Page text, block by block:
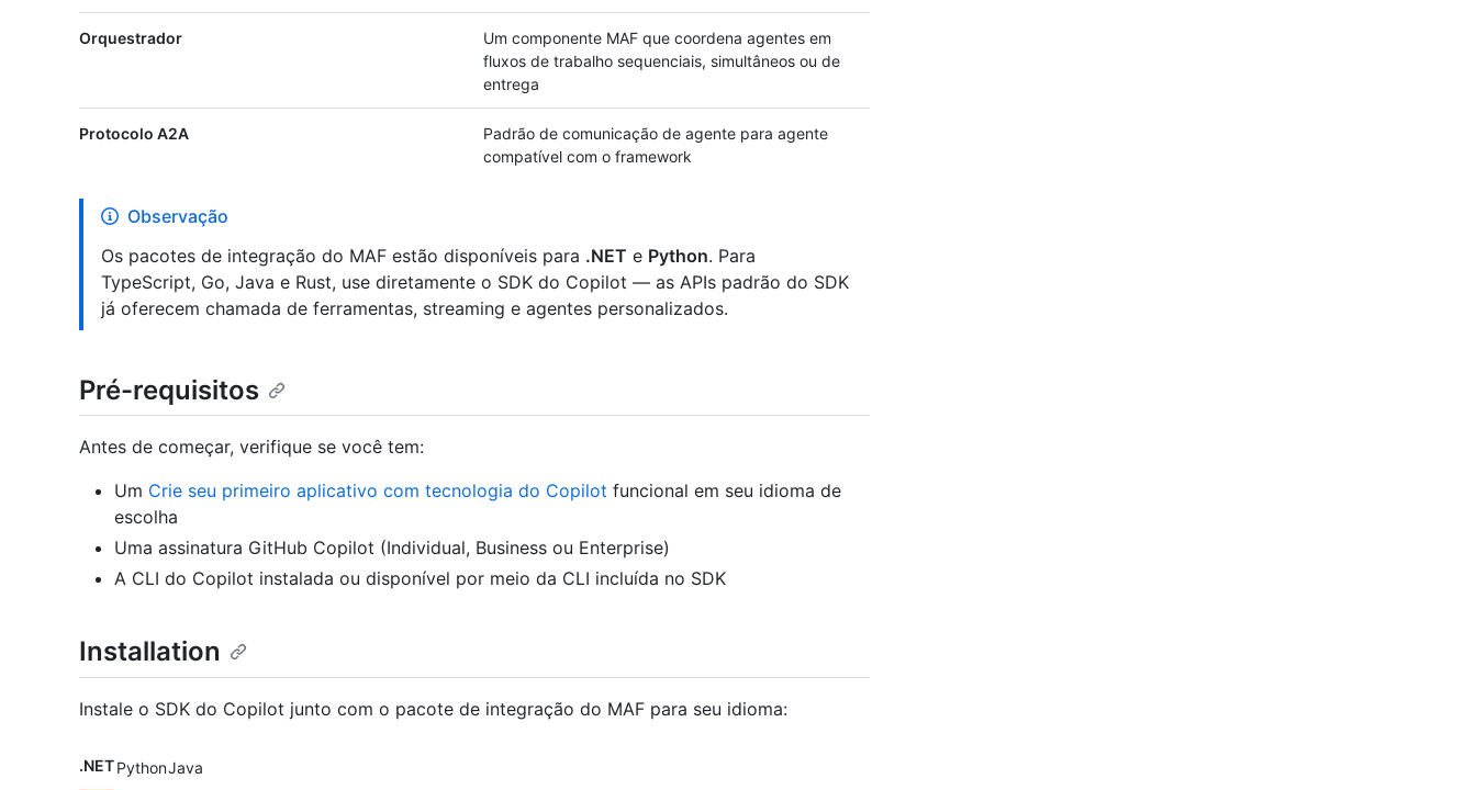
Orquestrador
Um componente MAF que coordena agentes em
fluxos de trabalho sequenciais, simultâneos ou de
entrega
Protocolo A2A
Padrão de comunicação de agente para agente
compatível com o framework
Observação
Os pacotes de integração do MAF estão disponíveis para .NET e Python. Para
TypeScript, Go, Java e Rust, use diretamente o SDK do Copilot — as APIs padrão do SDK
já oferecem chamada de ferramentas, streaming e agentes personalizados.
Pré-requisitos
Antes de começar, verifique se você tem:
Um Crie seu primeiro aplicativo com tecnologia do Copilot funcional em seu idioma de
escolha
Uma assinatura GitHub Copilot (Individual, Business ou Enterprise)
A CLI do Copilot instalada ou disponível por meio da CLI incluída no SDK
Installation
Instale o SDK do Copilot junto com o pacote de integração do MAF para seu idioma:
.NETPythonJava